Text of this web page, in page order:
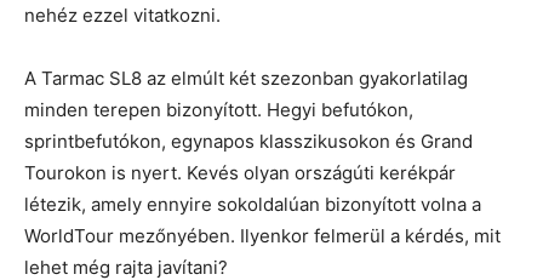
nehéz ezzel vitatkozni.
A Tarmac SL8 az elmúlt két szezonban gyakorlatilag
minden terepen bizonyított. Hegyi befutókon,
sprintbefutókon, egynapos klasszikusokon és Grand
Tourokon is nyert. Kevés olyan országúti kerékpár
létezik, amely ennyire sokoldalúan bizonyított volna a
WorldTour mezőnyében. Ilyenkor felmerül a kérdés, mit
lehet még rajta javítani?